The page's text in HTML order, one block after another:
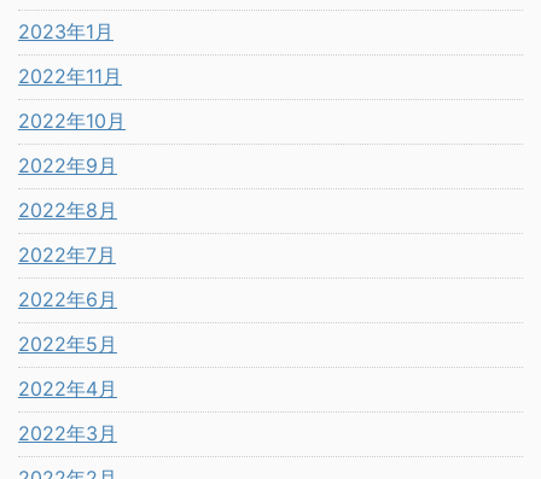
2023年1月
2022年11月
2022年10月
2022年9月
2022年8月
2022年7月
2022年6月
2022年5月
2022年4月
2022年3月